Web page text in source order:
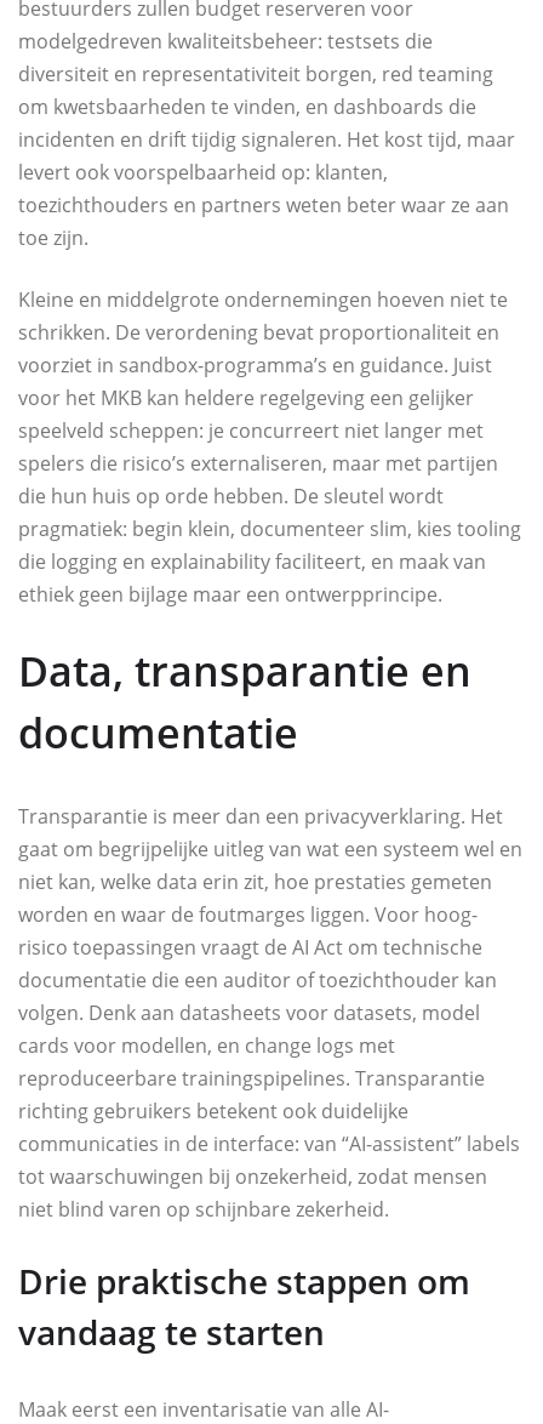
bestuurders zullen budget reserveren voor
modelgedreven kwaliteitsbeheer: testsets die
diversiteit en representativiteit borgen, red teaming
om kwetsbaarheden te vinden, en dashboards die
incidenten en drift tijdig signaleren. Het kost tijd, maar
levert ook voorspelbaarheid op: klanten,
toezichthouders en partners weten beter waar ze aan
toe zijn.
Kleine en middelgrote ondernemingen hoeven niet te
schrikken. De verordening bevat proportionaliteit en
voorziet in sandbox-programma’s en guidance. Juist
voor het MKB kan heldere regelgeving een gelijker
speelveld scheppen: je concurreert niet langer met
spelers die risico’s externaliseren, maar met partijen
die hun huis op orde hebben. De sleutel wordt
pragmatiek: begin klein, documenteer slim, kies tooling
die logging en explainability faciliteert, en maak van
ethiek geen bijlage maar een ontwerpprincipe.
Data, transparantie en
documentatie
Transparantie is meer dan een privacyverklaring. Het
gaat om begrijpelijke uitleg van wat een systeem wel en
niet kan, welke data erin zit, hoe prestaties gemeten
worden en waar de foutmarges liggen. Voor hoog-
risico toepassingen vraagt de AI Act om technische
documentatie die een auditor of toezichthouder kan
volgen. Denk aan datasheets voor datasets, model
cards voor modellen, en change logs met
reproduceerbare trainingspipelines. Transparantie
richting gebruikers betekent ook duidelijke
communicaties in de interface: van “AI-assistent” labels
tot waarschuwingen bij onzekerheid, zodat mensen
niet blind varen op schijnbare zekerheid.
Drie praktische stappen om
vandaag te starten
Maak eerst een inventarisatie van alle AI-